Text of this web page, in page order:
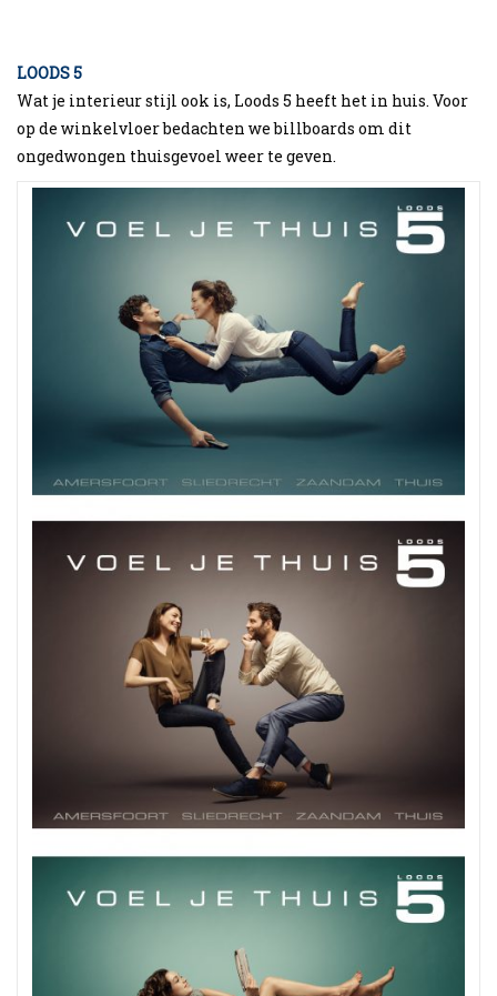
LOODS 5
Wat je interieur stijl ook is, Loods 5 heeft het in huis. Voor
op de winkelvloer bedachten we billboards om dit
ongedwongen thuisgevoel weer te geven.